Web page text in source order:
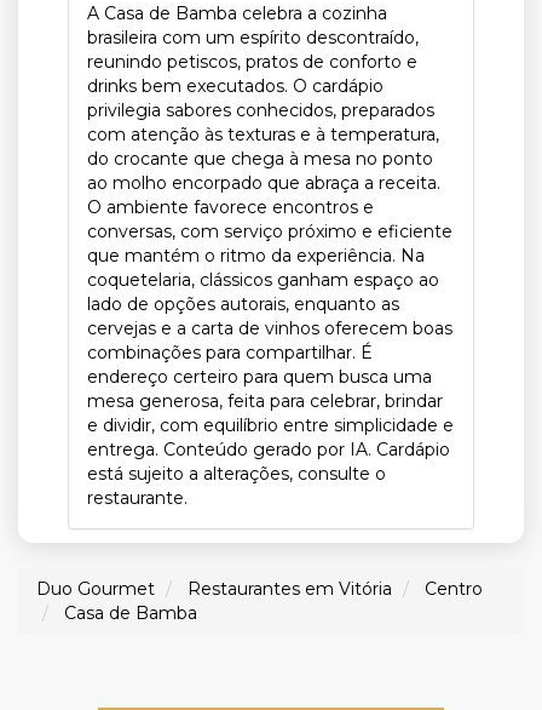
A Casa de Bamba celebra a cozinha
brasileira com um espírito descontraído,
reunindo petiscos, pratos de conforto e
drinks bem executados. O cardápio
privilegia sabores conhecidos, preparados
com atenção às texturas e à temperatura,
do crocante que chega à mesa no ponto
ao molho encorpado que abraça a receita.
O ambiente favorece encontros e
conversas, com serviço próximo e eficiente
que mantém o ritmo da experiência. Na
coquetelaria, clássicos ganham espaço ao
lado de opções autorais, enquanto as
cervejas e a carta de vinhos oferecem boas
combinações para compartilhar. É
endereço certeiro para quem busca uma
mesa generosa, feita para celebrar, brindar
e dividir, com equilíbrio entre simplicidade e
entrega. Conteúdo gerado por IA. Cardápio
está sujeito a alterações, consulte o
restaurante.
Duo Gourmet Restaurantes em Vitória
Centro
Casa de Bamba